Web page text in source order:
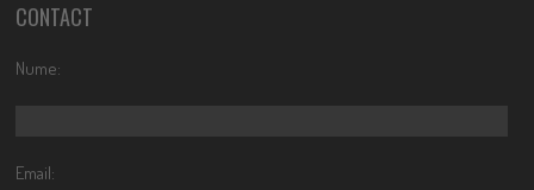
CONTACT
Nume:
Email: